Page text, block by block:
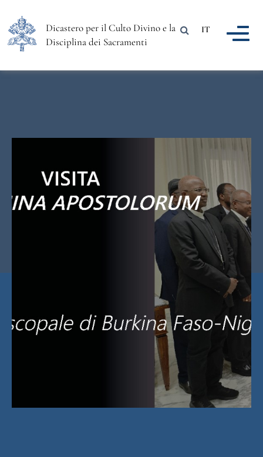
Dicastero per il Culto Divino e la
Disciplina dei Sacramenti
IT